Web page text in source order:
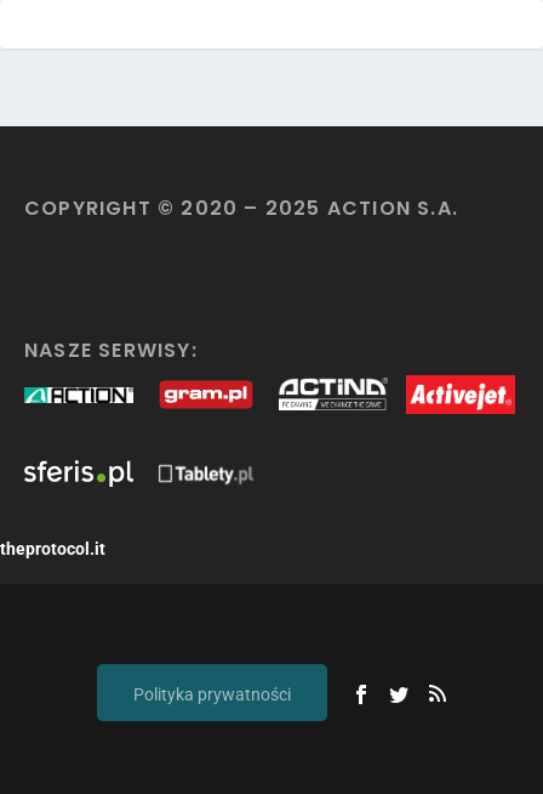
COPYRIGHT © 2020 – 2025 ACTION S.A.
NASZE SERWISY:
theprotocol.it
Polityka prywatności